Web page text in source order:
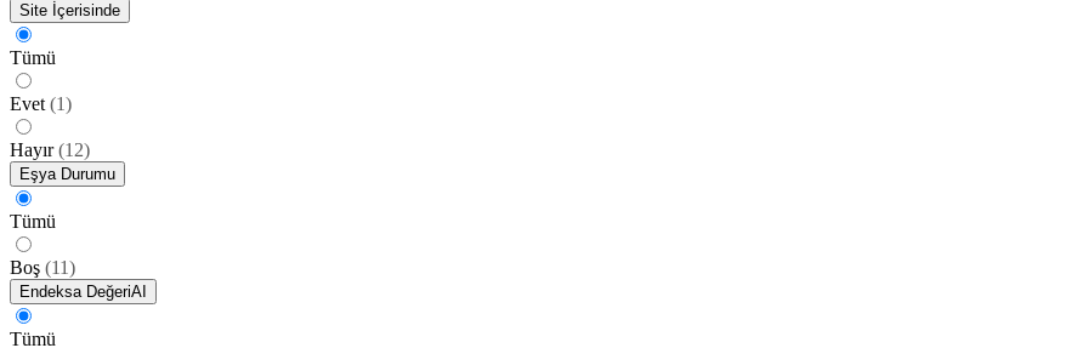
Site İçerisinde
Tümü
Evet (1)
Hayır (12)
Eşya Durumu
Tümü
Boş (11)
Endeksa DeğeriAI
Tümü